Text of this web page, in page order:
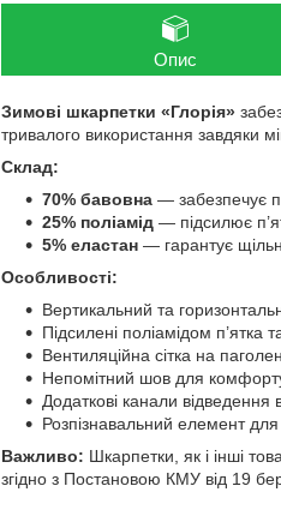
Опис
Зимові шкарпетки «Глорія»
тривалого використання завдяки
Склад:
70% бавовна — забезпечує
25% поліамід — підсилює
5% еластан — гарантує
Особливості:
Вертикальний та
Підсилені поліамідом п’ятка
Вентиляційна сітка на
Непомітний шов для комфорту
Додаткові канали відведення
Розпізнавальний елемент для
Важливо: Шкарпетки, як і інші
згідно з Постановою КМУ від 19